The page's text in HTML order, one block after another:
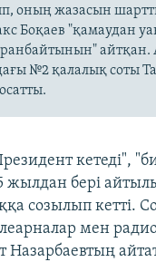
оның жазасын
Боқаев "қамаудан
айтқан.
№2 қалалық соты
кетеді",
жылдан бері
созылып кетті.
мен
Назарбаевтың